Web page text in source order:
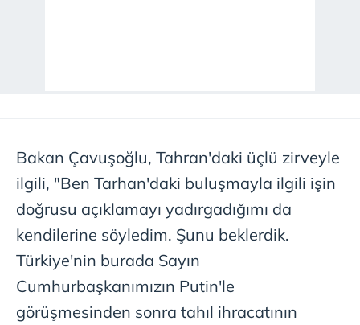
Bakan Çavuşoğlu, Tahran'daki üçlü zirveyle
ilgili, "Ben Tarhan'daki buluşmayla ilgili işin
doğrusu açıklamayı yadırgadığımı da
kendilerine söyledim. Şunu beklerdik.
Türkiye'nin burada Sayın
Cumhurbaşkanımızın Putin'le
görüşmesinden sonra tahıl ihracatının